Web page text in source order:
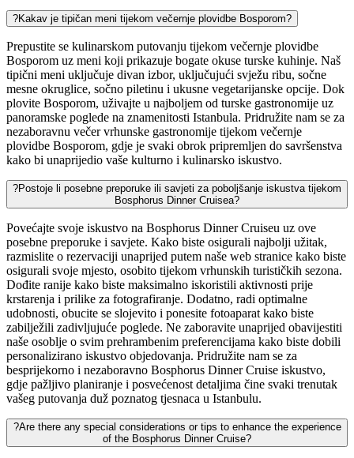
?Kakav je tipičan meni tijekom večernje plovidbe Bosporom?
Prepustite se kulinarskom putovanju tijekom večernje plovidbe
Bosporom uz meni koji prikazuje bogate okuse turske kuhinje. Naš
tipični meni uključuje divan izbor, uključujući svježu ribu, sočne
mesne okruglice, sočno piletinu i ukusne vegetarijanske opcije. Dok
plovite Bosporom, uživajte u najboljem od turske gastronomije uz
panoramske poglede na znamenitosti Istanbula. Pridružite nam se za
nezaboravnu večer vrhunske gastronomije tijekom večernje
plovidbe Bosporom, gdje je svaki obrok pripremljen do savršenstva
kako bi unaprijedio vaše kulturno i kulinarsko iskustvo.
?Postoje li posebne preporuke ili savjeti za poboljšanje iskustva tijekom
Bosphorus Dinner Cruisea?
Povećajte svoje iskustvo na Bosphorus Dinner Cruiseu uz ove
posebne preporuke i savjete. Kako biste osigurali najbolji užitak,
razmislite o rezervaciji unaprijed putem naše web stranice kako biste
osigurali svoje mjesto, osobito tijekom vrhunskih turističkih sezona.
Dođite ranije kako biste maksimalno iskoristili aktivnosti prije
krstarenja i prilike za fotografiranje. Dodatno, radi optimalne
udobnosti, obucite se slojevito i ponesite fotoaparat kako biste
zabilježili zadivljujuće poglede. Ne zaboravite unaprijed obavijestiti
naše osoblje o svim prehrambenim preferencijama kako biste dobili
personalizirano iskustvo objedovanja. Pridružite nam se za
besprijekorno i nezaboravno Bosphorus Dinner Cruise iskustvo,
gdje pažljivo planiranje i posvećenost detaljima čine svaki trenutak
vašeg putovanja duž poznatog tjesnaca u Istanbulu.
?Are there any special considerations or tips to enhance the experience
of the Bosphorus Dinner Cruise?